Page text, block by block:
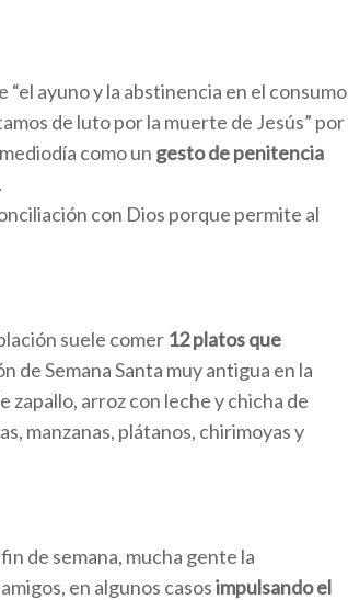
ayuno y la abstinencia en el consumo
de luto por la muerte de Jesús” por
como un gesto de penitencia
.
con Dios porque permite al
suele comer 12 platos que
de Semana Santa muy antigua en la
zapallo, arroz con leche y chicha de
manzanas, plátanos, chirimoyas y
de semana, mucha gente la
en algunos casosimpulsando el